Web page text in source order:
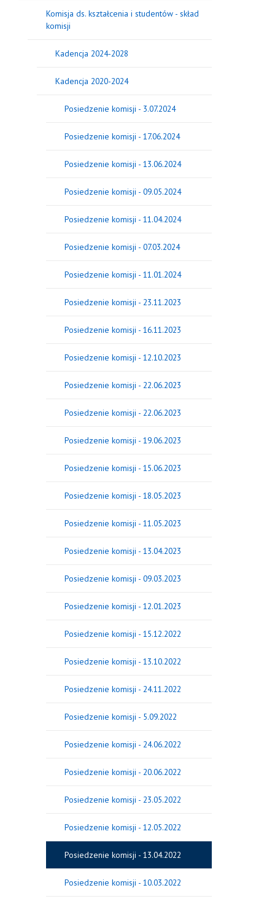
Komisja ds. kształcenia i studentów - skład
komisji
Kadencja 2024-2028
Kadencja 2020-2024
Posiedzenie komisji - 3.07.2024
Posiedzenie komisji - 17.06.2024
Posiedzenie komisji - 13.06.2024
Posiedzenie komisji - 09.05.2024
Posiedzenie komisji - 11.04.2024
Posiedzenie komisji - 07.03.2024
Posiedzenie komisji - 11.01.2024
Posiedzenie komisji - 23.11.2023
Posiedzenie komisji - 16.11.2023
Posiedzenie komisji - 12.10.2023
Posiedzenie komisji - 22.06.2023
Posiedzenie komisji - 22.06.2023
Posiedzenie komisji - 19.06.2023
Posiedzenie komisji - 15.06.2023
Posiedzenie komisji - 18.05.2023
Posiedzenie komisji - 11.05.2023
Posiedzenie komisji - 13.04.2023
Posiedzenie komisji - 09.03.2023
Posiedzenie komisji - 12.01.2023
Posiedzenie komisji - 15.12.2022
Posiedzenie komisji - 13.10.2022
Posiedzenie komisji - 24.11.2022
Posiedzenie komisji - 5.09.2022
Posiedzenie komisji - 24.06.2022
Posiedzenie komisji - 20.06.2022
Posiedzenie komisji - 23.05.2022
Posiedzenie komisji - 12.05.2022
Posiedzenie komisji - 13.04.2022
Posiedzenie komisji - 10.03.2022